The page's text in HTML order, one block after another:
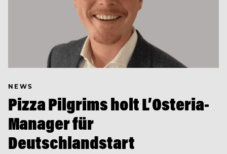
NEWS
Pizza Pilgrims holt L’Osteria-
Manager für
Deutschlandstart